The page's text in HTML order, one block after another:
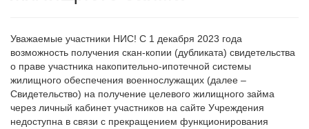
Уважаемые участники НИС! С 1 декабря 2023 года
возможность получения скан-копии (дубликата) свидетельства
о праве участника накопительно-ипотечной системы
жилищного обеспечения военнослужащих (далее –
Свидетельство) на получение целевого жилищного займа
через личный кабинет участников на сайте Учреждения
недоступна в связи с прекращением функционирования